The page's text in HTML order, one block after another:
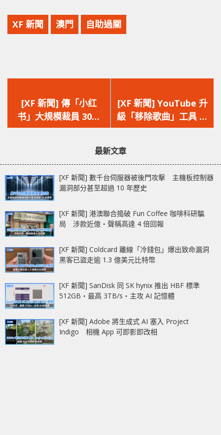
XF 新聞 澳門 自助過關
一
篇
文
[XF 新聞] 傳「小红
书」大規模裁員 30%
高層對員工效率不滿 年
一
篇
文
[XF 新聞] YouTube 升
級「移除歌曲」工具 精
準移除版權音樂 保留對
最新文章
[XF 新聞] 數千台伺服器被後門攻擊 主機板控制器
漏洞部分甚至超過 10 年歷史
[XF 新聞] 港澳聯合搗破 Fun Coffee 咖啡科研騙
局 涉款近億‧聲稱高達 4 倍回報
[XF 新聞] Coldcard 離線「冷錢包」爆出致命漏洞
黑客已盜走逾 1.3 億美元比特幣
[XF 新聞] SanDisk 同 SK hynix 推出 HBF 標準
512GB‧最高 3TB/s‧主攻 AI 記憶體
[XF 新聞] Adobe 將生成式 AI 塞入 Project
Indigo 相機 App 可即影即改相